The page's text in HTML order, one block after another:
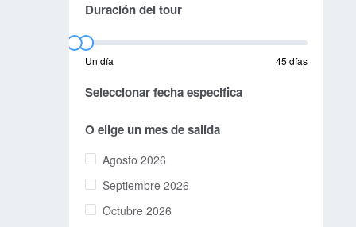
Duración del tour
Un día 45 días
Seleccionar fecha especifica
O elige un mes de salida
Agosto 2026
Septiembre 2026
Octubre 2026